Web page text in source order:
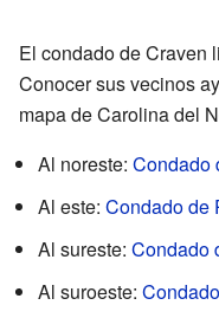
El condado de Craven
Conocer sus vecinos
mapa de Carolina del
Al noreste: Condado
Al este: Condado de
Al sureste: Condado
Al suroeste: